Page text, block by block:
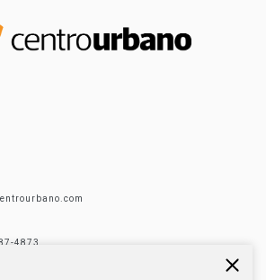
4873